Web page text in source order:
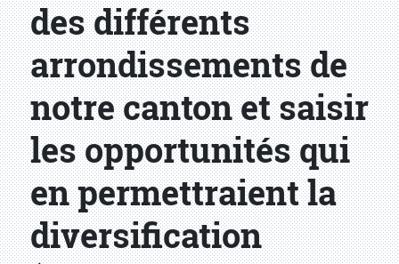
des différents
arrondissements de
notre canton et saisir
les opportunités qui
en permettraient la
diversification